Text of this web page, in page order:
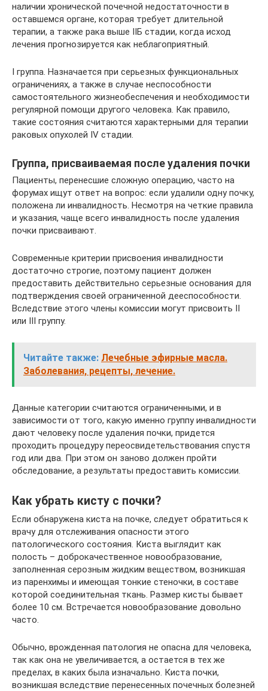
наличии хронической почечной недостаточности в
оставшемся органе, которая требует длительной
терапии, а также рака выше IIБ стадии, когда исход
лечения прогнозируется как неблагоприятный.
I группа. Назначается при серьезных функциональных
ограничениях, а также в случае неспособности
самостоятельного жизнеобеспечения и необходимости
регулярной помощи другого человека. Как правило,
такие состояния считаются характерными для терапии
раковых опухолей IV стадии.
Группа, присваиваемая после удаления почки
Пациенты, перенесшие сложную операцию, часто на
форумах ищут ответ на вопрос: если удалили одну почку,
положена ли инвалидность. Несмотря на четкие правила
и указания, чаще всего инвалидность после удаления
почки присваивают.
Современные критерии присвоения инвалидности
достаточно строгие, поэтому пациент должен
предоставить действительно серьезные основания для
подтверждения своей ограниченной дееспособности.
Вследствие этого члены комиссии могут присвоить II
или III группу.
Читайте также: Лечебные эфирные масла.
Заболевания, рецепты, лечение.
Данные категории считаются ограниченными, и в
зависимости от того, какую именно группу инвалидности
дают человеку после удаления почки, придется
проходить процедуру переосвидетельствования спустя
год или два. При этом он заново должен пройти
обследование, а результаты предоставить комиссии.
Как убрать кисту с почки?
Если обнаружена киста на почке, следует обратиться к
врачу для отслеживания опасности этого
патологического состояния. Киста выглядит как
полость – доброкачественное новообразование,
заполненная серозным жидким веществом, возникшая
из паренхимы и имеющая тонкие стеночки, в составе
которой соединительная ткань. Размер кисты бывает
более 10 см. Встречается новообразование довольно
часто.
Обычно, врожденная патология не опасна для человека,
так как она не увеличивается, а остается в тех же
пределах, в каких была изначально. Киста почки,
возникшая вследствие перенесенных почечных болезней